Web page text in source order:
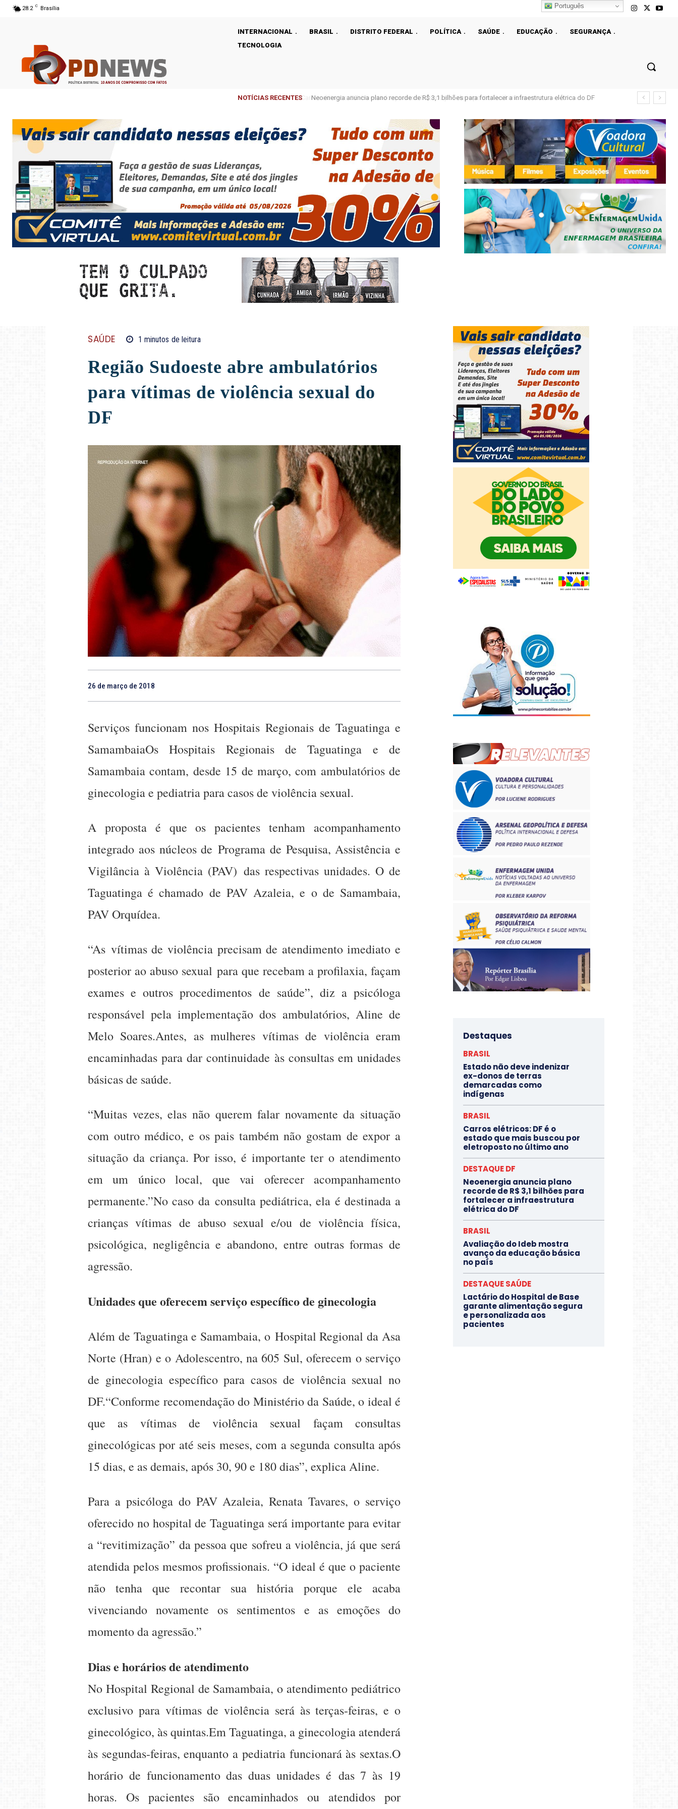
28.2 C Brasília
INTERNACIONAL BRASIL DISTRITO FEDERAL POLÍTICA SAÚDE EDUCAÇÃO
SEGURANÇA
TECNOLOGIA
NOTÍCIAS RECENTES Neoenergia anuncia plano recorde de R$ 3,1 bilhões para fortalecer a infraestrutura elétrica do DF
SAÚDE 1 minutos de leitura
Região Sudoeste abre ambulatórios
para vítimas de violência sexual do
DF
26 de março de 2018
Serviços funcionam nos Hospitais Regionais de Taguatinga e
SamambaiaOs Hospitais Regionais de Taguatinga e de
Samambaia contam, desde 15 de março, com ambulatórios de
ginecologia e pediatria para casos de violência sexual.
A proposta é que os pacientes tenham acompanhamento
integrado aos núcleos de Programa de Pesquisa, Assistência e
Vigilância à Violência (PAV) das respectivas unidades. O de
Taguatinga é chamado de PAV Azaleia, e o de Samambaia,
PAV Orquídea.
“As vítimas de violência precisam de atendimento imediato e
posterior ao abuso sexual para que recebam a profilaxia, façam
exames e outros procedimentos de saúde”, diz a psicóloga
responsável pela implementação dos ambulatórios, Aline de
Melo Soares.Antes, as mulheres vítimas de violência eram
encaminhadas para dar continuidade às consultas em unidades
básicas de saúde.
“Muitas vezes, elas não querem falar novamente da situação
com outro médico, e os pais também não gostam de expor a
situação da criança. Por isso, é importante ter o atendimento
em um único local, que vai oferecer acompanhamento
permanente.”No caso da consulta pediátrica, ela é destinada a
crianças vítimas de abuso sexual e/ou de violência física,
psicológica, negligência e abandono, entre outras formas de
agressão.
Unidades que oferecem serviço específico de ginecologia
Além de Taguatinga e Samambaia, o Hospital Regional da Asa
Norte (Hran) e o Adolescentro, na 605 Sul, oferecem o serviço
de ginecologia específico para casos de violência sexual no
DF.“Conforme recomendação do Ministério da Saúde, o ideal é
que as vítimas de violência sexual façam consultas
ginecológicas por até seis meses, com a segunda consulta após
15 dias, e as demais, após 30, 90 e 180 dias”, explica Aline.
Para a psicóloga do PAV Azaleia, Renata Tavares, o serviço
oferecido no hospital de Taguatinga será importante para evitar
a “revitimização” da pessoa que sofreu a violência, já que será
atendida pelos mesmos profissionais. “O ideal é que o paciente
não tenha que recontar sua história porque ele acaba
vivenciando novamente os sentimentos e as emoções do
momento da agressão.”
Dias e horários de atendimento
No Hospital Regional de Samambaia, o atendimento pediátrico
exclusivo para vítimas de violência será às terças-feiras, e o
ginecológico, às quintas.Em Taguatinga, a ginecologia atenderá
às segundas-feiras, enquanto a pediatria funcionará às sextas.O
horário de funcionamento das duas unidades é das 7 às 19
horas. Os pacientes são encaminhados ou atendidos por
Destaques
BRASIL
Estado não deve indenizar
ex-donos de terras
demarcadas como
indígenas
BRASIL
Carros elétricos: DF é o
estado que mais buscou por
eletroposto no último ano
DESTAQUE DF
Neoenergia anuncia plano
recorde de R$ 3,1 bilhões para
fortalecer a infraestrutura
elétrica do DF
BRASIL
Avaliação do Ideb mostra
avanço da educação básica
no país
DESTAQUE SAÚDE
Lactário do Hospital de Base
garante alimentação segura
e personalizada aos
pacientes
Português